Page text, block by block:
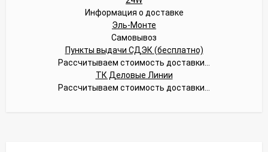
Информация о доставке
Эль-Монте
Самовывоз
Пункты выдачи СДЭК (бесплатно)
Рассчитываем стоимость доставки...
ТК Деловые Линии
Рассчитываем стоимость доставки...